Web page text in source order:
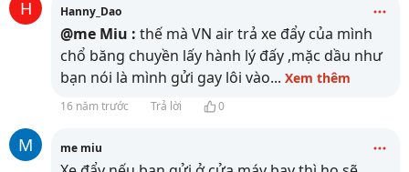
H Hanny_Dao
@me Miu : thế mà VN air trả xe đẩy của mình
chổ băng chuyền lấy hành lý đấy ,mặc dầu như
bạn nói là mình gửi gay lôi vào... Xem thêm
16 năm trước Trả lời 0
M me miu